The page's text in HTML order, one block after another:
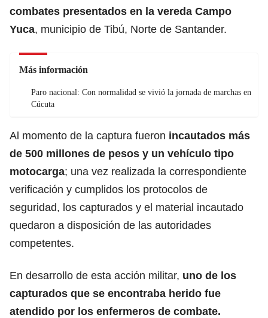
combates presentados en la vereda Campo
Yuca, municipio de Tibú, Norte de Santander.
Más información
Paro nacional: Con normalidad se vivió la jornada de marchas en
Cúcuta
Al momento de la captura fueron incautados más
de 500 millones de pesos y un vehículo tipo
motocarga; una vez realizada la correspondiente
verificación y cumplidos los protocolos de
seguridad, los capturados y el material incautado
quedaron a disposición de las autoridades
competentes.
En desarrollo de esta acción militar, uno de los
capturados que se encontraba herido fue
atendido por los enfermeros de combate.